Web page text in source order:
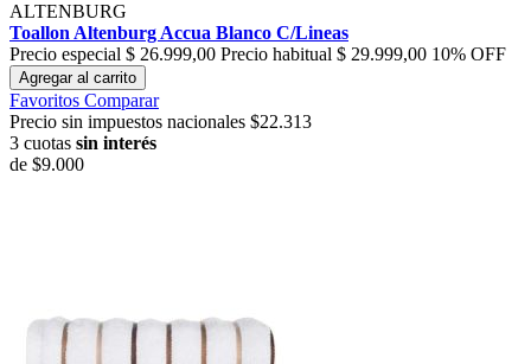
ALTENBURG
Toallon Altenburg Accua Blanco C/Lineas
Precio especial $ 26.999,00 Precio habitual $ 29.999,00 10% OFF
Agregar al carrito
Favoritos Comparar
Precio sin impuestos nacionales $22.313
3 cuotas sin interés
de $9.000